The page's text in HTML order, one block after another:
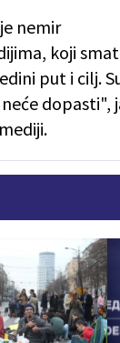
nemir
koji
put i cilj.
dopasti",